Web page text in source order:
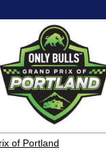
of Portland